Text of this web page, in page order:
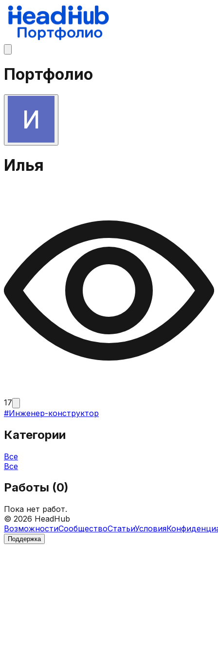
Портфолио
Илья
17
#Инженер-конструктор
Категории
Все
Все
Работы (0)
Пока нет работ.
© 2026 HeadHub
ВозможностиСообществоСтатьиУсловия
Поддержка